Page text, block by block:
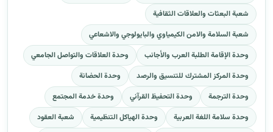
شعبة البعثات والعلاقات الثقافية
شعبة السلامة والامن الكيمياوي والبايولوجي والاشعاعي
وحدة الإقامة الطلبة العرب والأجانب
وحدة العلاقات والتواصل الجامعي
وحدة المركز المشترك للتنسيق والرصد
وحدة الحضانة
وحدة الترجمة
وحدة التحفيظ القرآني
وحدة خدمة المجتمع
وحدة سلامة اللغة العربية
وحدة الهياكل التنظيمية
شعبة العقود